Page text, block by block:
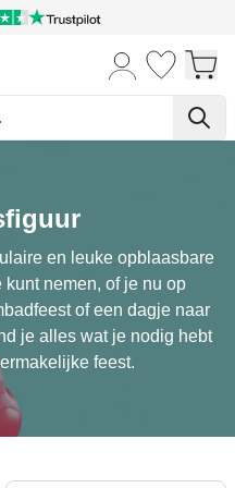
en leuke opblaasbare
nemen, of je nu op
of een dagje naar
je alles wat je nodig hebt
feest.